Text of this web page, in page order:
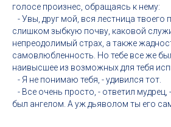
голосе произнес, обращаясь к нему:
- Увы, друг мой, вся лестница твоего
слишком зыбкую почву, каковой
непреодолимый страх, а также
самовлюбленность. Но тебе все же
наивысшее из возможных для тебя
- Я не понимаю тебя, - удивился тот.
- Все очень просто, - ответил мудрец,
был ангелом. А уж дьяволом ты его